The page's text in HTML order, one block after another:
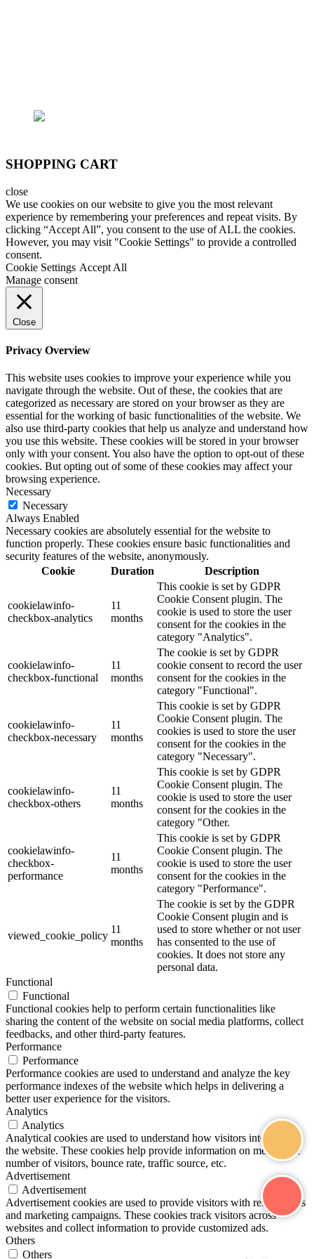
SHOPPING CART
close
We use cookies on our website to give you the most relevant
experience by remembering your preferences and repeat visits. By
clicking “Accept All”, you consent to the use of ALL the cookies.
However, you may visit "Cookie Settings" to provide a controlled
consent.
Cookie Settings Accept All
Manage consent
Close
Privacy Overview
This website uses cookies to improve your experience while you
navigate through the website. Out of these, the cookies that are
categorized as necessary are stored on your browser as they are
essential for the working of basic functionalities of the website. We
also use third-party cookies that help us analyze and understand how
you use this website. These cookies will be stored in your browser
only with your consent. You also have the option to opt-out of these
cookies. But opting out of some of these cookies may affect your
browsing experience.
Necessary
Necessary
Always Enabled
Necessary cookies are absolutely essential for the website to
function properly. These cookies ensure basic functionalities and
security features of the website, anonymously.
Cookie
Duration Description
cookielawinfo-
checkbox-analytics
11
months
This cookie is set by GDPR
Cookie Consent plugin. The
cookie is used to store the user
consent for the cookies in the
category "Analytics".
cookielawinfo-
checkbox-functional
11
months
The cookie is set by GDPR
cookie consent to record the user
consent for the cookies in the
category "Functional".
cookielawinfo-
checkbox-necessary
11
months
This cookie is set by GDPR
Cookie Consent plugin. The
cookies is used to store the user
consent for the cookies in the
category "Necessary".
cookielawinfo-
checkbox-others
11
months
This cookie is set by GDPR
Cookie Consent plugin. The
cookie is used to store the user
consent for the cookies in the
category "Other.
cookielawinfo-
checkbox-
performance
11
months
This cookie is set by GDPR
Cookie Consent plugin. The
cookie is used to store the user
consent for the cookies in the
category "Performance".
viewed_cookie_policy
11
months
The cookie is set by the GDPR
Cookie Consent plugin and is
used to store whether or not user
has consented to the use of
cookies. It does not store any
personal data.
Functional
Functional
Functional cookies help to perform certain functionalities like
sharing the content of the website on social media platforms, collect
feedbacks, and other third-party features.
Performance
Performance
Performance cookies are used to understand and analyze the key
performance indexes of the website which helps in delivering a
better user experience for the visitors.
Analytics
Analytics
Analytical cookies are used to understand how visitors interact with
the website. These cookies help provide information on metrics the
number of visitors, bounce rate, traffic source, etc.
Advertisement
Advertisement
Advertisement cookies are used to provide visitors with relevant ads
and marketing campaigns. These cookies track visitors across
websites and collect information to provide customized ads.
Others
Others